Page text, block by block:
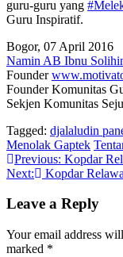
guru-guru yang ‪#‎
Guru Inspiratif.
Bogor, 07 April 2016
Namin AB Ibnu
Founder
Founder Komunitas
Sekjen Komunitas
Tagged: djalaludin
Menolak Gaptek
Post
navigation
Previous: Kopdar
Next:
Kopdar
Leave a Reply
Your email address
marked *